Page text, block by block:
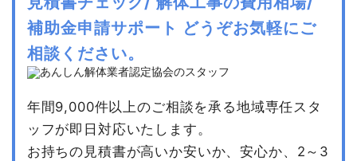
補助金申請サポート どうぞお気軽にご
相談ください。
年間9,000件以上のご相談を承る地域専任スタ
ッフが即日対応いたします。
お持ちの見積書が高いか安いか、安心か、2～3